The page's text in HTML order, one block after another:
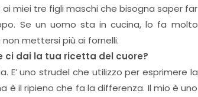
miei tre figli maschi che bisogna saper far
Se un uomo sta in cucina, lo fa molto
mettersi più ai fornelli.
ci dai la tua ricetta del cuore?
E’ uno strudel che utilizzo per esprimere la
il ripieno che fa la differenza. Il mio è uno